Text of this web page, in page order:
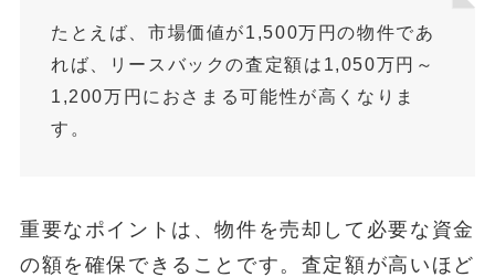
たとえば、市場価値が1,500万円の物件であ
れば、リースバックの査定額は1,050万円～
1,200万円におさまる可能性が高くなりま
す。
重要なポイントは、物件を売却して必要な資金
の額を確保できることです。査定額が高いほど